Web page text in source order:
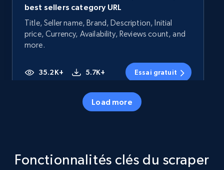
best sellers category URL
Title, Seller name, Brand, Description, Initial
price, Currency, Availability, Reviews count, and
more.
35.2K+ 5.7K+ Essai gratuit
price, Currency, Availability, Reviews count, and
Load more
Fonctionnalités clés du scraper